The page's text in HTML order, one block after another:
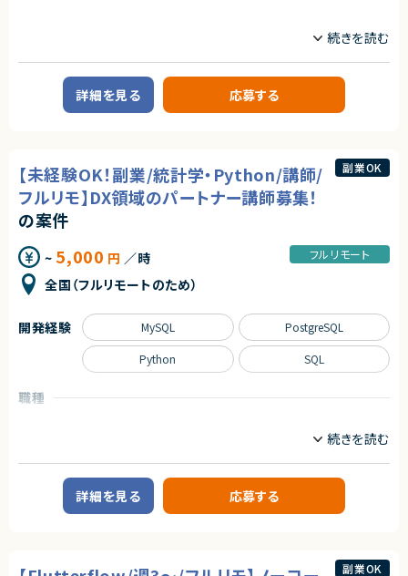
求めるスキル
【必須スキル】
・Python を用いた基礎的なプログラミング技術
・ディープラーニングフレームワークの使用経験
・PyTorch
・TensorFlow など
・画像処理技術の経験
・TorchVision を用いた画像分類、物体検知、セグメンテーション
・BERT
・GPTなど
・生成AIモデルの実務活用経験
・講師経験
- 人に分かりやすく教える力のある方
- 初対面の方と柔軟にコミュニケーション取られる方
契約形態
業務委託(準委任契約)
株式会社LASSIC
エージェントから
★自由な働き方が可能！（稼働をある程度自由に調整可能）
株式会社LASSIC
裁量をもってやりがいを感じながら開発を進めていきたい方におすすめで
す！
★社会的意義が高い！
法務DX・リーガルテック市場は急成長中で、社会的インパクトが大きいPJで
す。
★キャリア価値が高い！
AI×リーガルテックという希少な領域で専門性を磨けるうえ、
大規模言語モデルの実運用経験は、今後の市場価値が非常に高いので市場
ネイティブアプリ開発チームにてAndroidネイティブアプリの設計・開発・運
用・保守をお願いします。
＜具体的な業務例＞
・Androidネイティブアプリの開発・運用
・プロダクトオーナーやデザイナー、バックエンドエンジニアと密に連携しな
求めるスキル
【必須スキル】
・KotlinまたはFlutterを使用したAndroidアプリの開発・運用経験（目安5年
以上）
・Androidネイティブアプリ開発の実務経験または理解
・API連携を含む設計・実装経験（非同期処理、通信処理の理解含む）
・MVP・MVVM・Clean Architecture、VIPER等での、データ設計から開発・運
【あると望ましいスキル・経験】
・Google Playストアへの申請や運用・保守の実務経験
・FCMを使用したPush Notificationの開発・運用経験
・iOSアプリ開発・運用経験
・OSSを使った開発・運用経験
・Goなどを使用したネイティブまたはWebアプリケーションのバックエンド
詳細を見る 応募する
【未経験OK！副業/統計学・Python/講師/
フルリモ】DX領域のパートナー講師募集！
の案件
~ 5,000 円 ／時
全国（フルリモートのため）
フルリモート
副業OK
職種
教育を軸に人材領域で企業のDXを支援しており、
これまで15万人以上の受講生から約1,000社の企業の DX 推進をサポート
してきた企業様です。
の受託開発やコンサルティング、AI・データサイエンスに特化した社会人向け
スクールも運営しています。
開発経験 MySQL PostgreSQL
Python SQL
詳細を見る 応募する
副業OK